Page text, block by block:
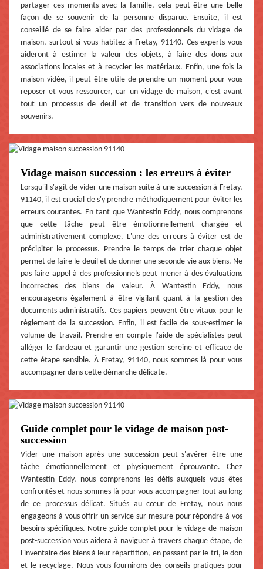
partager ces moments avec la famille, cela peut être une belle
façon de se souvenir de la personne disparue. Ensuite, il est
conseillé de se faire aider par des professionnels du vidage de
maison, surtout si vous habitez à Fretay, 91140. Ces experts vous
aideront à estimer la valeur des objets, à faire des dons aux
associations locales et à recycler les matériaux. Enfin, une fois la
maison vidée, il peut être utile de prendre un moment pour vous
reposer et vous ressourcer, car un vidage de maison, c'est avant
tout un processus de deuil et de transition vers de nouveaux
souvenirs.
Vidage maison succession : les erreurs à éviter
Lorsqu'il s'agit de vider une maison suite à une succession à Fretay,
91140, il est crucial de s'y prendre méthodiquement pour éviter les
erreurs courantes. En tant que Wantestin Eddy, nous comprenons
que cette tâche peut être émotionnellement chargée et
administrativement complexe. L'une des erreurs à éviter est de
précipiter le processus. Prendre le temps de trier chaque objet
permet de faire le deuil et de donner une seconde vie aux biens. Ne
pas faire appel à des professionnels peut mener à des évaluations
incorrectes des biens de valeur. À Wantestin Eddy, nous
encourageons également à être vigilant quant à la gestion des
documents administratifs. Ces papiers peuvent être vitaux pour le
règlement de la succession. Enfin, il est facile de sous-estimer le
volume de travail. Prendre en compte l'aide de spécialistes peut
alléger le fardeau et garantir une gestion sereine et efficace de
cette étape sensible. À Fretay, 91140, nous sommes là pour vous
accompagner dans cette démarche délicate.
Guide complet pour le vidage de maison post-
succession
Vider une maison après une succession peut s'avérer être une
tâche émotionnellement et physiquement éprouvante. Chez
Wantestin Eddy, nous comprenons les défis auxquels vous êtes
confrontés et nous sommes là pour vous accompagner tout au long
de ce processus délicat. Situés au cœur de Fretay, nous nous
engageons à vous offrir un service sur mesure pour répondre à vos
besoins spécifiques. Notre guide complet pour le vidage de maison
post-succession vous aidera à naviguer à travers chaque étape, de
l'inventaire des biens à leur répartition, en passant par le tri, le don
et le recyclage. Nous vous fournirons des conseils pratiques pour